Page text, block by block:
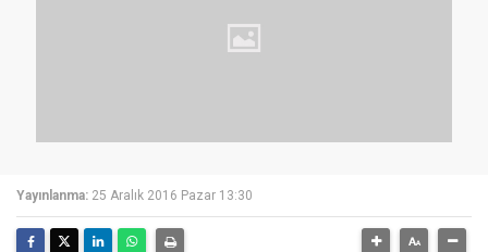
Yayınlanma: 25 Aralık 2016 Pazar 13:30